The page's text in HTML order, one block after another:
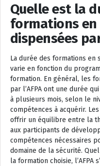
Quelle est la
formations en
dispensées par
La durée des formations en
varie en fonction du
formation. En général, les
par l’AFPA ont une durée
à plusieurs mois, selon le
compétences à acquérir.
offrir un équilibre entre la
aux participants de
compétences nécessaires
domaine de la sécurité.
la formation choisie, l’AFPA